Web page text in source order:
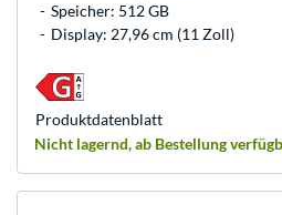
Speicher: 512 GB
Display: 27,96 cm (11 Zoll)
Nicht lagernd, ab Bestellung
Produkt­datenblatt